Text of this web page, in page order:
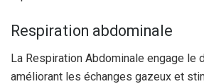
Respiration abdominale
La Respiration Abdominale engage le
améliorant les échanges gazeux et